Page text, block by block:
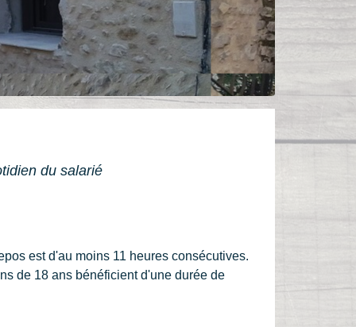
du salarié
est d'au moins 11 heures consécutives.
de 18 ans bénéficient d'une durée de